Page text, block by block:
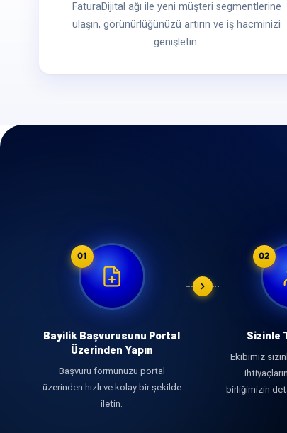
FaturaDijital ağı ile yeni müşteri segmentlerine
ulaşın, görünürlüğünüzü artırın ve iş hacminizi
genişletin.
01
Bayilik Başvurusunu Portal
Üzerinden Yapın
Başvuru formunuzu portal
üzerinden hızlı ve kolay bir şekilde
iletin.
02
Sizinle
Ekibimiz
birliğimizin